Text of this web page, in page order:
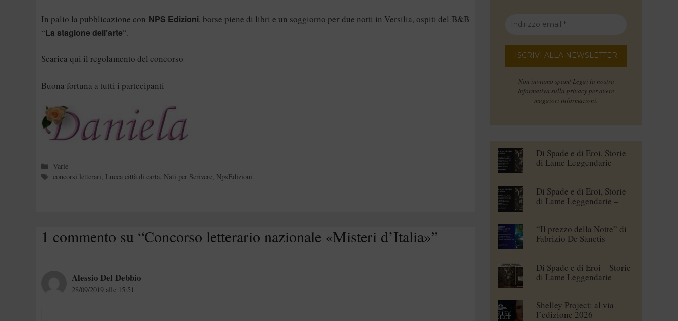
In palio la pubblicazione con NPS Edizioni, borse piene di libri e un soggiorno per due notti in Versilia, ospiti del B&B
“La stagione dell’arte“.
Scarica qui il regolamento del concorso
Buona fortuna a tutti i partecipanti
Categorie
Varie
Tag
concorsi letterari, Lucca città di carta, Nati per Scrivere, NpsEdizioni
1 commento su “Concorso letterario nazionale «Misteri d’Italia»”
Alessio Del Debbio
28/09/2019 alle 15:51
Non inviamo spam! Leggi la nostra
Informativa sulla privacy per avere
maggiori informazioni.
Di Spade e di Eroi, Storie
di Lame Leggendarie –
Di Spade e di Eroi, Storie
di Lame Leggendarie –
“Il prezzo della Notte” di
Fabrizio De Sanctis –
Di Spade e di Eroi – Storie
di Lame Leggendarie
Shelley Project: al via
l’edizione 2026